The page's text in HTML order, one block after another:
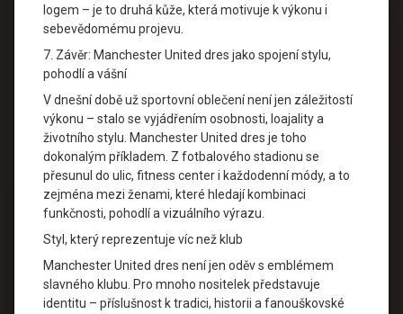
logem – je to druhá kůže, která motivuje k výkonu i
sebevědomému projevu.
7. Závěr: Manchester United dres jako spojení stylu,
pohodlí a vášní
V dnešní době už sportovní oblečení není jen záležitostí
výkonu – stalo se vyjádřením osobnosti, loajality a
životního stylu. Manchester United dres je toho
dokonalým příkladem. Z fotbalového stadionu se
přesunul do ulic, fitness center i každodenní módy, a to
zejména mezi ženami, které hledají kombinaci
funkčnosti, pohodlí a vizuálního výrazu.
Styl, který reprezentuje víc než klub
Manchester United dres není jen oděv s emblémem
slavného klubu. Pro mnoho nositelek představuje
identitu – příslušnost k tradici, historii a fanouškovské